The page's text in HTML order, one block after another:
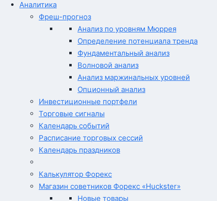
Аналитика
Фреш-прогноз
Анализ по уровням Мюррея
Определение потенциала тренда
Фундаментальный анализ
Волновой анализ
Анализ маржинальных уровней
Опционный анализ
Инвестиционные портфели
Торговые сигналы
Календарь событий
Расписание торговых сессий
Календарь праздников
Калькулятор Форекс
Магазин советников Форекс «Huckster»
Новые товары